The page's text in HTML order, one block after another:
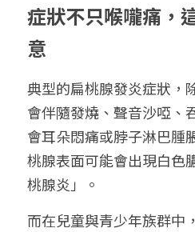
症狀不只喉嚨痛，
意
典型的扁桃腺發炎症狀，
會伴隨發燒、聲音沙啞、
會耳朵悶痛或脖子淋巴腫
桃腺表面可能會出現白色
桃腺炎」。
而在兒童與青少年族群中